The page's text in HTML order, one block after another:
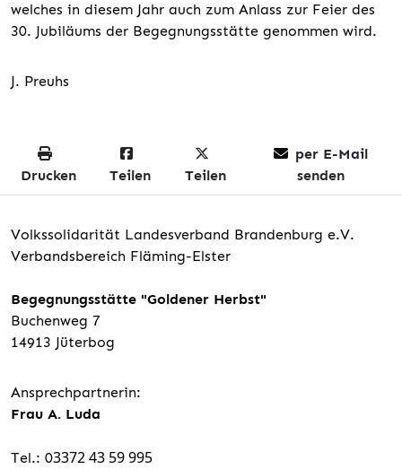
welches in diesem Jahr auch zum Anlass zur Feier des
30. Jubiläums der Begegnungsstätte genommen wird.
J. Preuhs
Drucken Teilen Teilen
per E-Mail
senden
Volkssolidarität Landesverband Brandenburg e.V.
Verbandsbereich Fläming-Elster
Begegnungsstätte "Goldener Herbst"
Buchenweg 7
14913 Jüterbog
Ansprechpartnerin:
Frau A. Luda
Tel.: 03372 43 59 995